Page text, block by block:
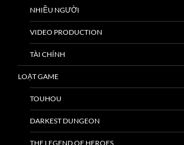
NHIỀU NGƯỜI
VIDEO PRODUCTION
TÀI CHÍNH
LOẠT GAME
TOUHOU
DARKEST DUNGEON
THE LEGEND OF HEROES